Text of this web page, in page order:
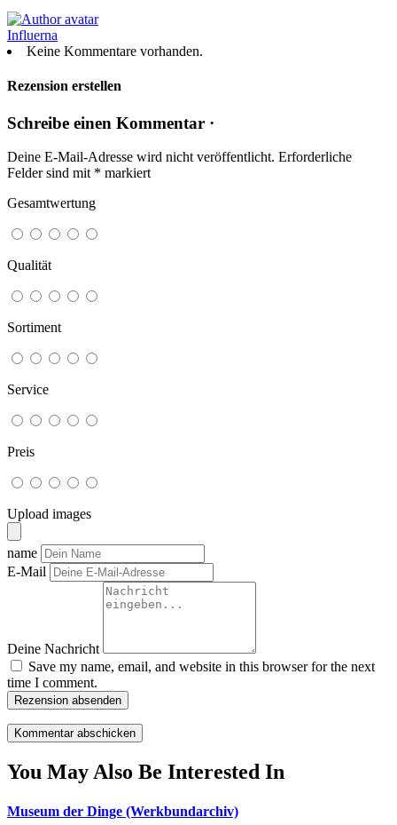
Influerna
Keine Kommentare vorhanden.
Rezension erstellen
Schreibe einen Kommentar ·
Deine E-Mail-Adresse wird nicht veröffentlicht. Erforderliche
Felder sind mit * markiert
Gesamtwertung
Qualität
Sortiment
Service
Preis
Upload images
name
E-Mail
Deine Nachricht
Save my name, email, and website in this browser for the next
time I comment.
Rezension absenden
You May Also Be Interested In
Museum der Dinge (Werkbundarchiv)